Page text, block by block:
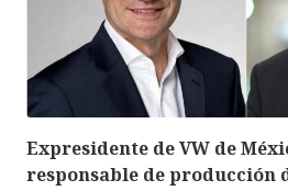
Expresidente de VW de
responsable de producción